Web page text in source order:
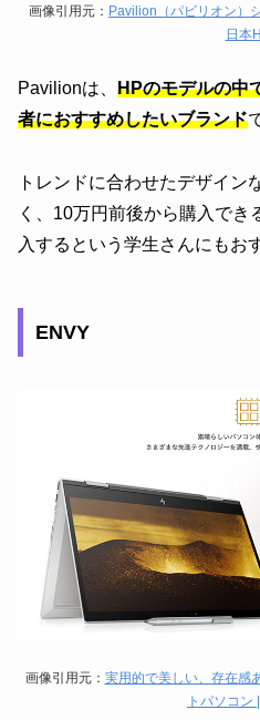
画像引用元： Pavilion（パビリオン）
日本
Pavilionは、 HPのモデルの中
者におすすめしたいブランド
トレンドに合わせたデザイン
く、10万円前後から購入でき
入するという学生さんにもお
ENVY
画像引用元： 実用的で美しい、存在
トパソコン